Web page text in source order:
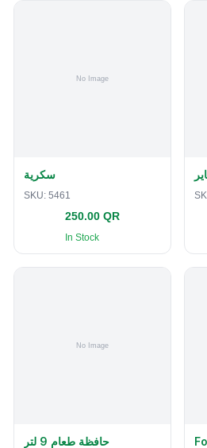
سكرية
SKU: 5461
250.00 QR
In Stock
حافظة طعام 9 لتر